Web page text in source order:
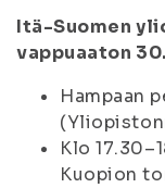
Itä-Suomen
vappuaaton
Hampaan
Klo
Kuopion